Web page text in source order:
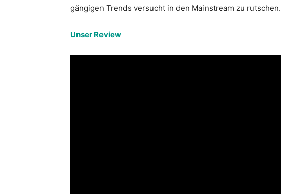
gängigen Trends versucht in den Mainstream zu rutschen.
Unser Review